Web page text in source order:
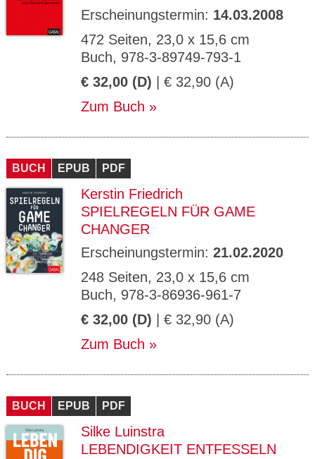
Erscheinungstermin: 14.03.2008
472 Seiten, 23,0 x 15,6 cm
Buch, 978-3-89749-793-1
€ 32,00 (D) | € 32,90 (A)
Zum Buch
BUCH EPUB PDF
Kerstin Friedrich
SPIELREGELN FÜR GAME
CHANGER
Erscheinungstermin: 21.02.2020
248 Seiten, 23,0 x 15,6 cm
Buch, 978-3-86936-961-7
€ 32,00 (D) | € 32,90 (A)
Zum Buch
BUCH EPUB PDF
Silke Luinstra
LEBENDIGKEIT ENTFESSELN